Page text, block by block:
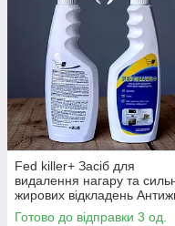
Fed killer+ Засіб для
видалення нагару та
жирових відкладень
500 мл
Готово до відправки 3 од.